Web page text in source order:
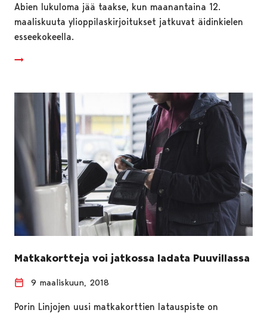
Abien lukuloma jää taakse, kun maanantaina 12.
maaliskuuta ylioppilaskirjoitukset jatkuvat äidinkielen
esseekokeella.
Matkakortteja voi jatkossa ladata Puuvillassa
9 maaliskuun, 2018
Porin Linjojen uusi matkakorttien latauspiste on